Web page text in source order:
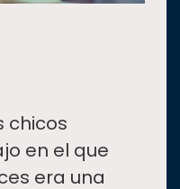
chicos
en el que
era una